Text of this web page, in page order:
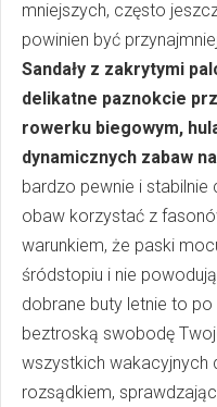
mniejszych, często
powinien być
Sandały z zakrytymi
delikatne paznokcie
rowerku biegowym,
dynamicznych zabaw
bardzo pewnie i
obaw korzystać z
warunkiem, że paski
śródstopiu i nie
dobrane buty letnie to
beztroską swobodę
wszystkich wakacyjnych
rozsądkiem,